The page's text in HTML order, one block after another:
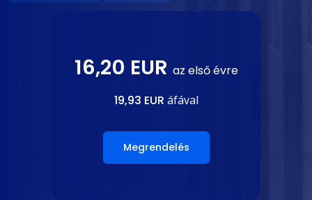
16,20 EUR az első évre
19,93 EUR áfával
Megrendelés